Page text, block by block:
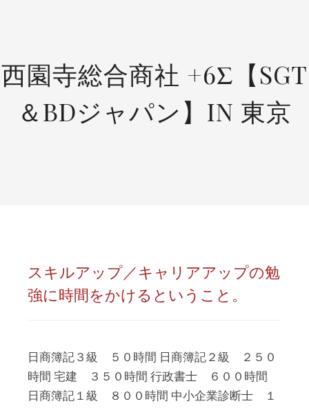
西園寺総合商社 +6Σ【SGT
＆BDジャパン】IN 東京
スキルアップ／キャリアアップの勉
強に時間をかけるということ。
日商簿記３級 ５０時間 日商簿記２級 ２５０
時間 宅建 ３５０時間 行政書士 ６００時間
日商簿記１級 ８００時間 中小企業診断士 １